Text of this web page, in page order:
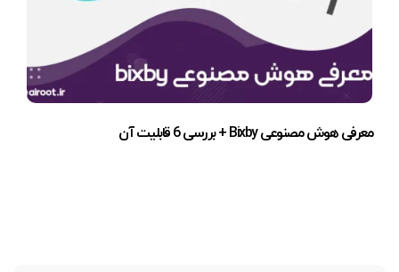
معرفی هوش مصنوعی Bixby + بررسی 6 قابلیت آن